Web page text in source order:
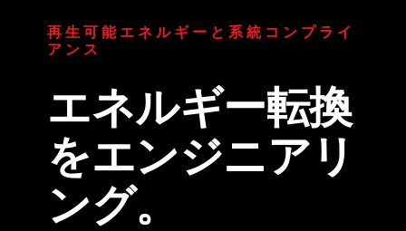
再生可能エネルギーと系統コンプライ
アンス
エネルギー転換
をエンジニアリ
ング。